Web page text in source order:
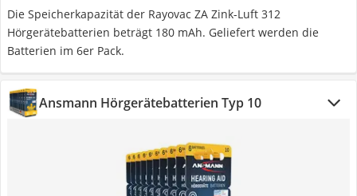
Die Speicherkapazität der Rayovac ZA Zink-Luft 312
Hörgerätebatterien beträgt 180 mAh. Geliefert werden die
Batterien im 6er Pack.
Ansmann Hörgerätebatterien Typ 10